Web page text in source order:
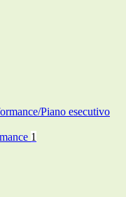
Piano esecutivo
1